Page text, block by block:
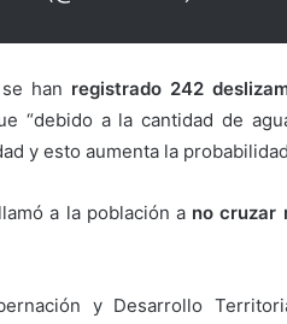
han registrado 242
“debido a la cantidad de
y esto aumenta la
a la población a no cruzar
y Desarrollo